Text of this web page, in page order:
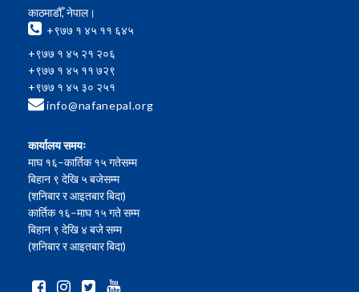
काठमाडौँ, नेपाल।
+९७७ १ ४५ ११ ६४५
+९७७ १ ४५ २१ २०६
+९७७ १ ४५ ११ ७२९
+९७७ १ ४५ ३० २५१
info@nafanepal.org
कार्यालय समयः
माघ १६–कार्तिक १५ गतेसम्म
बिहान ९ देखि ५ बजेसम्म
(शनिबार र आइतबार बिदा)
कार्तिक १६–माघ १५ गते सम्म
बिहान ९ देखि ४ बजे सम्म
(शनिबार र आइतबार बिदा)